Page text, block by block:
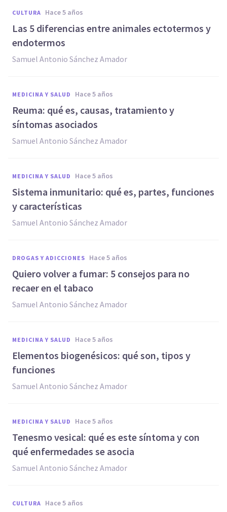
CULTURA hace 5 años
Las 5 diferencias entre animales ectotermos y
endotermos
Samuel Antonio Sánchez Amador
MEDICINA Y SALUD hace 5 años
Reuma: qué es, causas, tratamiento y
síntomas asociados
Samuel Antonio Sánchez Amador
MEDICINA Y SALUD hace 5 años
Sistema inmunitario: qué es, partes, funciones
y características
Samuel Antonio Sánchez Amador
DROGAS Y ADICCIONES hace 5 años
Quiero volver a fumar: 5 consejos para no
recaer en el tabaco
Samuel Antonio Sánchez Amador
MEDICINA Y SALUD hace 5 años
Elementos biogenésicos: qué son, tipos y
funciones
Samuel Antonio Sánchez Amador
MEDICINA Y SALUD hace 5 años
Tenesmo vesical: qué es este síntoma y con
qué enfermedades se asocia
Samuel Antonio Sánchez Amador
CULTURA hace 5 años